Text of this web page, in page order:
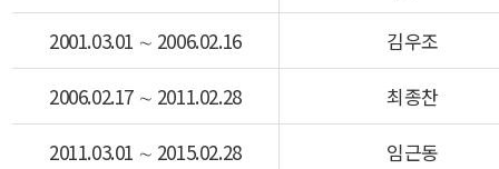
2001.03.01 ∼ 2006.02.16
김우조
2006.02.17 ∼ 2011.02.28
최종찬
2011.03.01 ∼ 2015.02.28
임근동